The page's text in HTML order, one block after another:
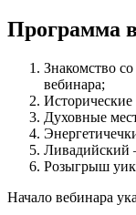
Программа
Знакомство
вебинара;
Духовные
Ливадийский
Розыгрыш
Начало вебинара